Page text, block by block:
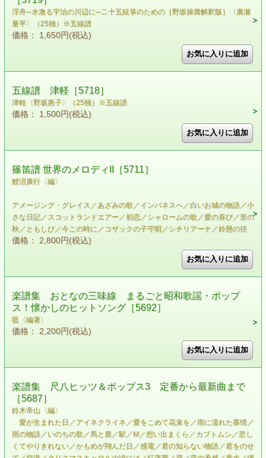
浮舟─水激る宇治の川辺に─二十五絃箏のための［野坂操壽解釈版］〈廣瀬
量平〉（25独）※五線譜
価格： 1,650円(税込)
五線譜 津軽［5718］
津軽〈野坂惠子〉（25独）※五線譜
価格： 1,500円(税込)
篠笛譜 世界のメロディII［5711］
鯉沼廣行〈編〉
アメージング・グレイス／あざみの歌／インバネスへ／白いお城の物語／小
さな日記／スコットランドエアー／初恋／シャロームの歌／愛の喜び／里の
秋／ともしび／今この時に／コザックの子守唄／シチリアーナ／鈴懸の径
価格： 2,800円(税込)
楽譜集 おとなの三味線 まるごと昭和歌謡・ポップ
ス！懐かしのヒットソング［5692］
藍〈編著〉
価格： 2,200円(税込)
楽譜集 尺八ヒッツ＆ポップス3 定番から最新曲まで
［5687］
鈴木帝山〈編〉
愛が生まれた日／アイネクライネ／愛をこめて花束を／雨に濡れた慕情／
雨の物語／いのちの歌／馬と鹿／駅／M／想い出まくら／カブトムシ／悲し
くてやりきれない／かもめが翔んだ日／感電／君の知らない物語／君をのせ